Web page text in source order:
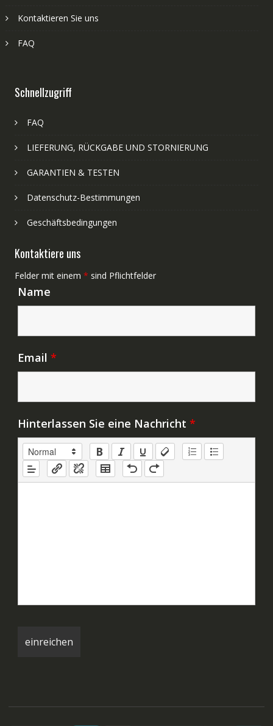
Kontaktieren Sie uns
FAQ
Schnellzugriff
FAQ
LIEFERUNG, RÜCKGABE UND STORNIERUNG
GARANTIEN & TESTEN
Datenschutz-Bestimmungen
Geschäftsbedingungen
Kontaktiere uns
Felder mit einem * sind Pflichtfelder
Name
Email *
Hinterlassen Sie eine Nachricht *